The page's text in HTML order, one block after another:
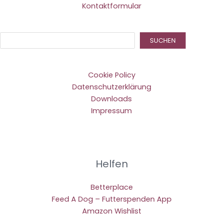
Kontaktformular
SUCHEN
Cookie Policy
Datenschutzerklärung
Downloads
Impressum
Helfen
Betterplace
Feed A Dog – Futterspenden App
Amazon Wishlist